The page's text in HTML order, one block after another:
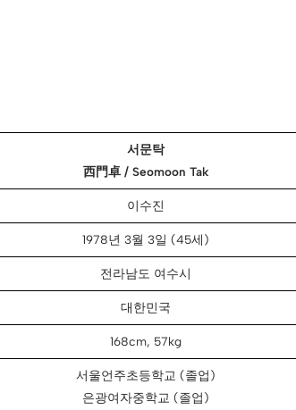
서문탁
西門卓 / Seomoon Tak
이수진
1978년 3월 3일 (45세)
전라남도 여수시
대한민국
168cm, 57kg
서울언주초등학교 (졸업)
은광여자중학교 (졸업)